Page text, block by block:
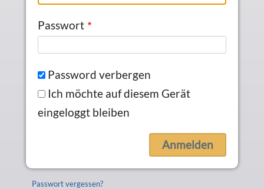
Passwort
Password verbergen
Ich möchte auf diesem Gerät
eingeloggt bleiben
Passwort vergessen?